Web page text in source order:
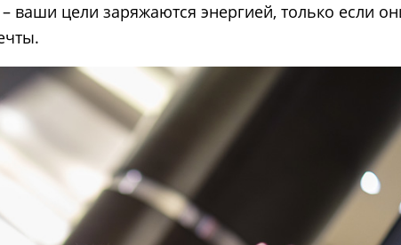
цели заряжаются энергией, только если